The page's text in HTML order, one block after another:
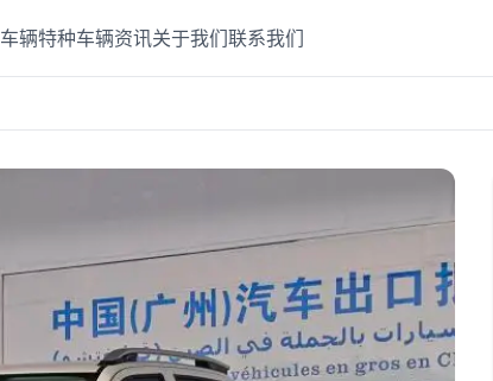
车辆特种车辆资讯关于我们联系我们